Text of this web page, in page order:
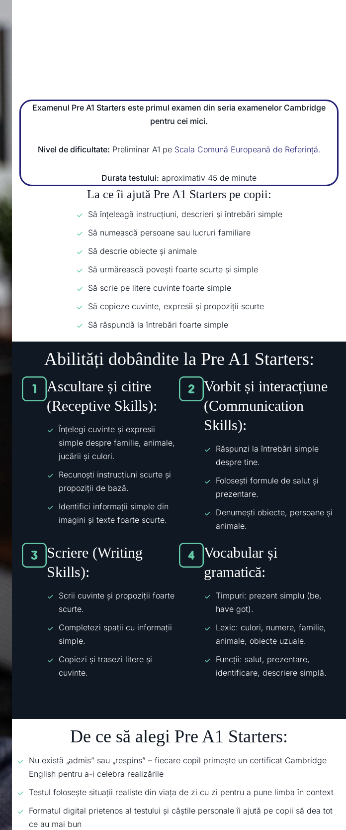
Examenul Pre A1 Starters este primul examen din seria examenelor Cambridge
pentru cei mici.
Nivel de dificultate: Preliminar A1 pe Scala Comună Europeană de Referință.
Durata testului: aproximativ 45 de minute
La ce îi ajută Pre A1 Starterspe copii:
Să înțeleagă instrucțiuni, descrieri și întrebări simple
Să numească persoane sau lucruri familiare
Să descrie obiecte și animale
Să urmărească povești foarte scurte și simple
Să scrie pe litere cuvinte foarte simple
Să copieze cuvinte, expresii și propoziții scurte
Să răspundă la întrebări foarte simple
Abilități dobândite la Pre A1 Starters:
Ascultare și citire
(Receptive Skills):
Înțelegi cuvinte și expresii
simple despre familie, animale,
jucării și culori.
Recunoști instrucțiuni scurte și
propoziții de bază.
Identifici informații simple din
imagini și texte foarte scurte.
Vorbit și interacțiune
(Communication
Skills):
Răspunzi la întrebări simple
despre tine.
Folosești formule de salut și
prezentare.
Denumești obiecte, persoane și
animale.
Scriere (Writing
Skills):
Scrii cuvinte și propoziții foarte
scurte.
Completezi spații cu informații
simple.
Copiezi și trasezi litere și
cuvinte.
Vocabular și
gramatică:
Timpuri: prezent simplu (be,
have got).
Lexic: culori, numere, familie,
animale, obiecte uzuale.
Funcții: salut, prezentare,
identificare, descriere simplă.
De ce să alegi Pre A1 Starters:
Nu există „admis” sau „respins” – fiecare copil primește un certificat Cambridge
English pentru a-i celebra realizările
Testul folosește situații realiste din viața de zi cu zi pentru a pune limba în context
Formatul digital prietenos al testului și căștile personale îi ajută pe copii să dea tot
ce au mai bun